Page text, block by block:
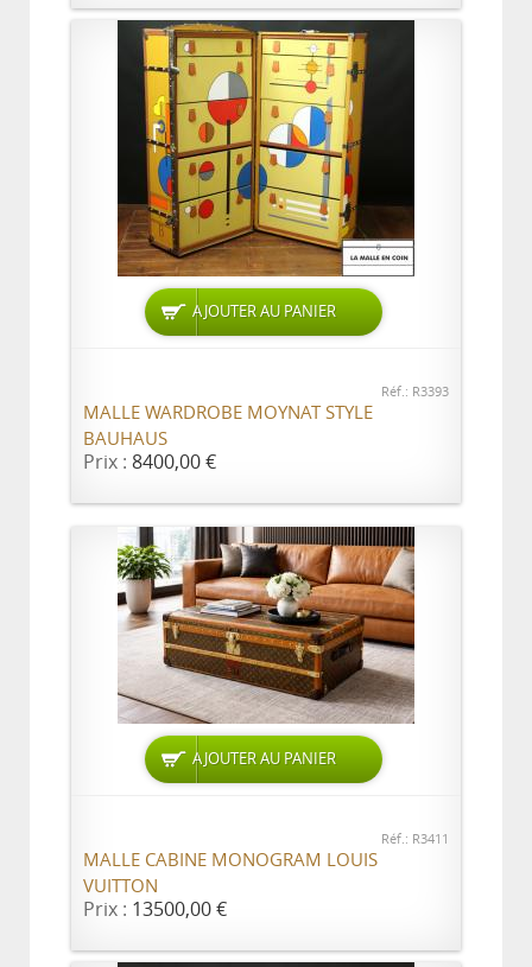
AJOUTER AU PANIER
Réf.: R3393
MALLE WARDROBE MOYNAT STYLE
BAUHAUS
Prix : 8400,00 €
AJOUTER AU PANIER
Réf.: R3411
MALLE CABINE MONOGRAM LOUIS
VUITTON
Prix : 13500,00 €